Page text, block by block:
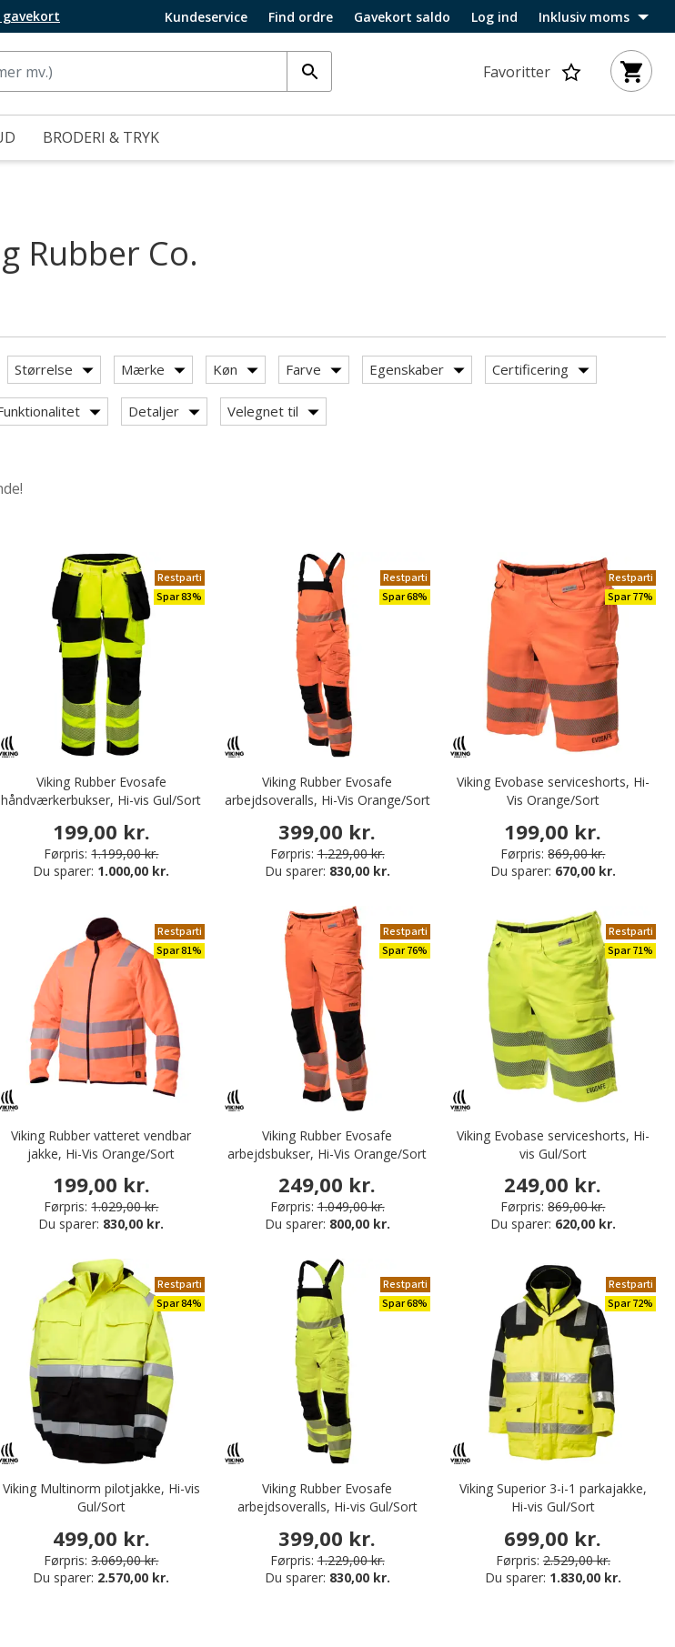
gavekort Kundeservice Find ordre Gavekort saldo Log ind Inklusiv moms
Favoritter
BRODERI & TRYK
Rubber Co.
Størrelse Mærke Køn Farve Egenskaber Certificering
Detaljer Velegnet til
Restparti
Spar 83%
Viking Rubber Evosafe
håndværkerbukser, Hi-vis Gul/Sort
199,00 kr.
Førpris: 1.199,00 kr.
Du sparer: 1.000,00 kr.
Restparti
Spar 68%
Viking Rubber Evosafe
arbejdsoveralls, Hi-Vis Orange/Sort
399,00 kr.
Førpris: 1.229,00 kr.
Du sparer: 830,00 kr.
Restparti
Spar 77%
Viking Evobase serviceshorts, Hi-
Vis Orange/Sort
199,00 kr.
Førpris: 869,00 kr.
Du sparer: 670,00 kr.
Restparti
Spar 81%
Viking Rubber vatteret vendbar
jakke, Hi-Vis Orange/Sort
199,00 kr.
Førpris: 1.029,00 kr.
Du sparer: 830,00 kr.
Restparti
Spar 76%
Viking Rubber Evosafe
arbejdsbukser, Hi-Vis Orange/Sort
249,00 kr.
Førpris: 1.049,00 kr.
Du sparer: 800,00 kr.
Restparti
Spar 71%
Viking Evobase serviceshorts, Hi-
vis Gul/Sort
249,00 kr.
Førpris: 869,00 kr.
Du sparer: 620,00 kr.
Restparti
Spar 84%
Viking Multinorm pilotjakke, Hi-vis
Gul/Sort
499,00 kr.
Førpris: 3.069,00 kr.
Du sparer: 2.570,00 kr.
Restparti
Spar 68%
Viking Rubber Evosafe
arbejdsoveralls, Hi-vis Gul/Sort
399,00 kr.
Førpris: 1.229,00 kr.
Du sparer: 830,00 kr.
Restparti
Spar 72%
Viking Superior 3-i-1 parkajakke,
Hi-vis Gul/Sort
699,00 kr.
Førpris: 2.529,00 kr.
Du sparer: 1.830,00 kr.